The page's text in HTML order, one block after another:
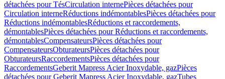
détachées pour TésCirculation internePièces détachées pour
Circulation interneRéductions indémontablesPièces détachées pour
Réductions indémontablesRéductions et raccordements,
démontablesPièces détachées pour Réductions et raccordements,
démontablesCompensateursPièces détachées pour
CompensateursObturateursPièces détachées pour
ObturateursRaccordementsPièces détachées pour
RaccordementsGeberit Mapress Acier Inoxydable, gazPièces
détachées pour Geberit Mapress Acier Inoxydable, gazTubes